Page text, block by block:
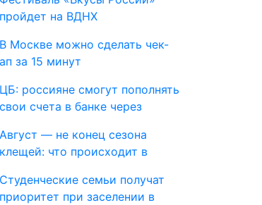
пройдет на ВДНХ
В Москве можно сделать чек-
ап за 15 минут
ЦБ: россияне смогут пополнять
свои счета в банке через
Август — не конец сезона
клещей: что происходит в
Студенческие семьи получат
приоритет при заселении в